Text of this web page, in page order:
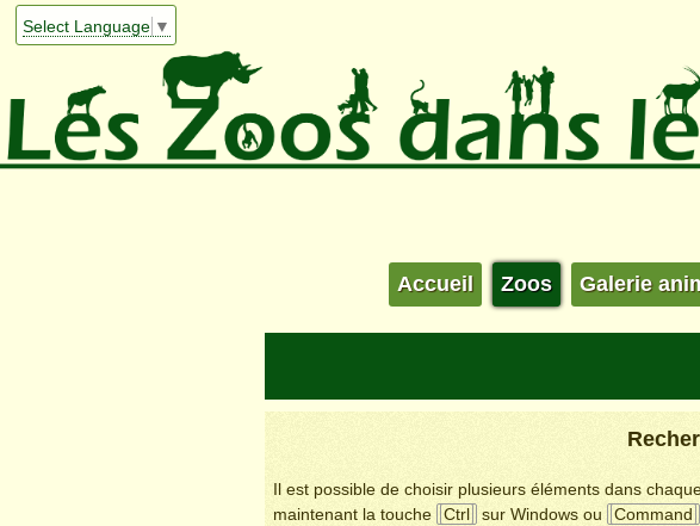
Select Language ▼
Accueil Zoos Galerie
Il est possible de choisir plusieurs éléments dans
maintenant la touche
Ctrl sur Windows ou Command